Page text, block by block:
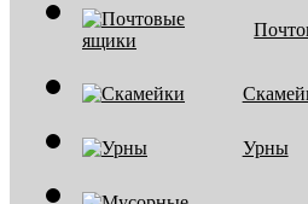
Урны